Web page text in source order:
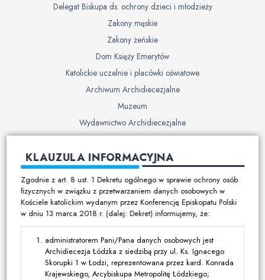
Delegat Biskupa ds. ochrony dzieci i młodzieży
Zakony męskie
Zakony żeńskie
Dom Księży Emerytów
Katolickie uczelnie i placówki oświatowe
Archiwum Archidiecezjalne
Muzeum
Wydawnictwo Archidiecezjalne
Cmentarze
Duszpasterstwo
Program duszpasterski
Kalendarz pracy duszpasterskiej
Duszpasterstwo specjalistyczne
Ruchy i stowarzyszenia
Multimedia
KLAUZULA INFORMACYJNA
Zgodnie z art. 8 ust. 1 Dekretu ogólnego w sprawie ochrony osób
fizycznych w związku z przetwarzaniem danych osobowych w
Kościele katolickim wydanym przez Konferencję Episkopatu Polski
w dniu 13 marca 2018 r. (dalej: Dekret) informujemy, że:
administratorem Pani/Pana danych osobowych jest
Archidiecezja Łódzka z siedzibą przy ul. Ks. Ignacego
Skorupki 1 w Łodzi, reprezentowana przez kard. Konrada
Krajewskiego, Arcybiskupa Metropolitę Łódzkiego;